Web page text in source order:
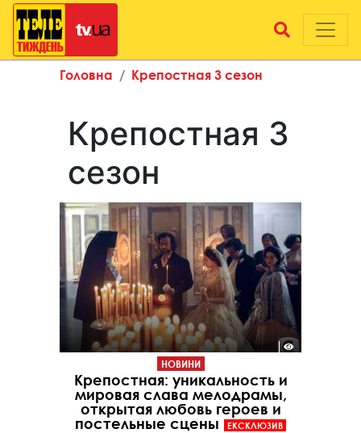
Головна Крепостная 3 сезон
Крепостная 3
сезон
НОВИНИ
Крепостная: уникальность и
мировая слава мелодрамы,
открытая любовь героев и
постельные сцены
ЕКСКЛЮЗИВ